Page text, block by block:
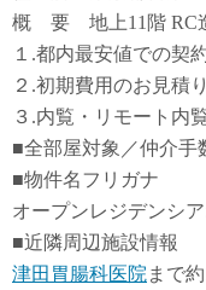
概 要 地上11階 RC
１.都内最安値での契
２.初期費用のお見積
３.内覧・リモート内
■全部屋対象／仲介手
■物件名フリガナ
オープンレジデンシ
■近隣周辺施設情報
津田胃腸科医院 まで